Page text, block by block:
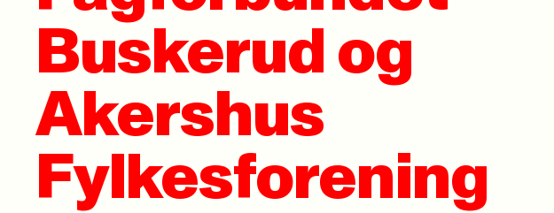
Buskerud og
Akershus
Fylkesforening